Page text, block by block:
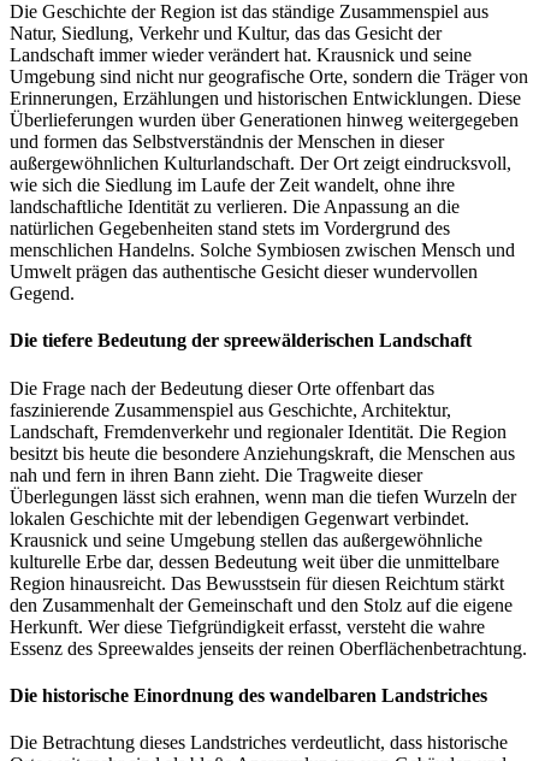
Die Geschichte der Region ist das ständige Zusammenspiel aus
Natur, Siedlung, Verkehr und Kultur, das das Gesicht der
Landschaft immer wieder verändert hat. Krausnick und seine
Umgebung sind nicht nur geografische Orte, sondern die Träger von
Erinnerungen, Erzählungen und historischen Entwicklungen. Diese
Überlieferungen wurden über Generationen hinweg weitergegeben
und formen das Selbstverständnis der Menschen in dieser
außergewöhnlichen Kulturlandschaft. Der Ort zeigt eindrucksvoll,
wie sich die Siedlung im Laufe der Zeit wandelt, ohne ihre
landschaftliche Identität zu verlieren. Die Anpassung an die
natürlichen Gegebenheiten stand stets im Vordergrund des
menschlichen Handelns. Solche Symbiosen zwischen Mensch und
Umwelt prägen das authentische Gesicht dieser wundervollen
Gegend.
Die tiefere Bedeutung der spreewälderischen Landschaft
Die Frage nach der Bedeutung dieser Orte offenbart das
faszinierende Zusammenspiel aus Geschichte, Architektur,
Landschaft, Fremdenverkehr und regionaler Identität. Die Region
besitzt bis heute die besondere Anziehungskraft, die Menschen aus
nah und fern in ihren Bann zieht. Die Tragweite dieser
Überlegungen lässt sich erahnen, wenn man die tiefen Wurzeln der
lokalen Geschichte mit der lebendigen Gegenwart verbindet.
Krausnick und seine Umgebung stellen das außergewöhnliche
kulturelle Erbe dar, dessen Bedeutung weit über die unmittelbare
Region hinausreicht. Das Bewusstsein für diesen Reichtum stärkt
den Zusammenhalt der Gemeinschaft und den Stolz auf die eigene
Herkunft. Wer diese Tiefgründigkeit erfasst, versteht die wahre
Essenz des Spreewaldes jenseits der reinen Oberflächenbetrachtung.
Die historische Einordnung des wandelbaren Landstriches
Die Betrachtung dieses Landstriches verdeutlicht, dass historische